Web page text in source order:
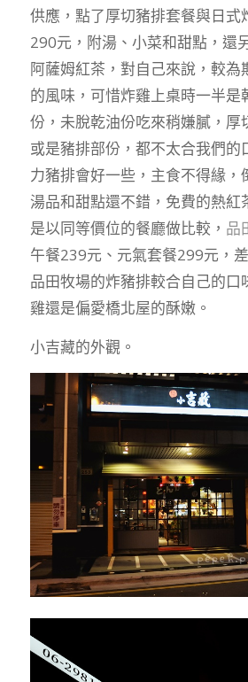
供應，點了厚切豬排套餐與日式
290元，附湯、小菜和甜點，還
阿薩姆紅茶，對自己來說，較為
的風味，可惜炸雞上桌時一半是
份，未脫乾油份吃來稍嫌膩，厚
或是豬排部份，都不太合我們的
力豬排會好一些，主食不得緣，
湯品和甜點還不錯，免費的熱紅
是以同等價位的餐廳做比較， 品
午餐239元、元氣套餐299元，
品田牧場的炸豬排較合自己的口
雞還是偏愛橋北屋的酥嫩。
小吉藏的外觀。